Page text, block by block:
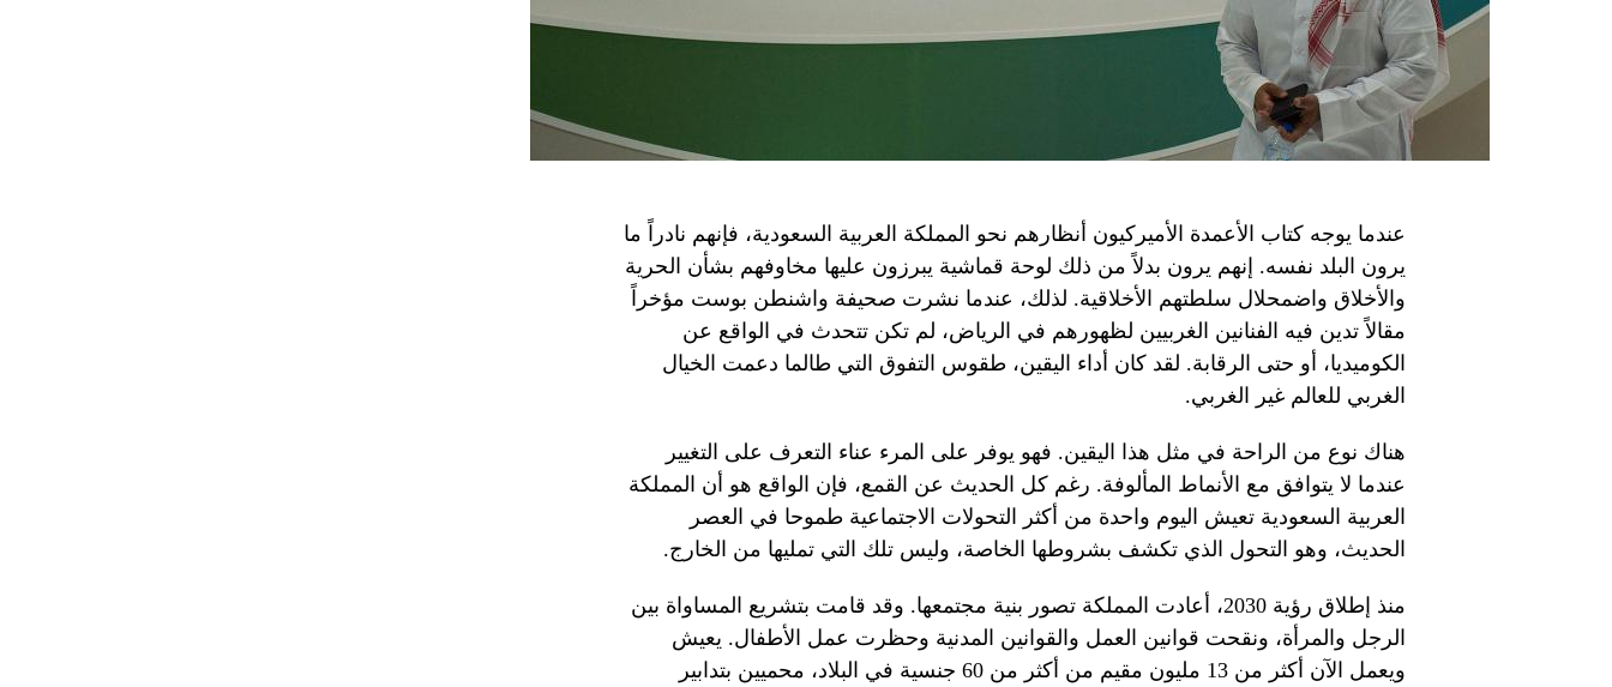
عندما يوجه كتاب الأعمدة الأميركيون أنظارهم نحو المملكة العربية السعودية، فإنهم نادراً ما
يرون البلد نفسه. إنهم يرون بدلاً من ذلك لوحة قماشية يبرزون عليها مخاوفهم بشأن الحرية
والأخلاق واضمحلال سلطتهم الأخلاقية. لذلك، عندما نشرت صحيفة واشنطن بوست مؤخراً
مقالاً تدين فيه الفنانين الغربيين لظهورهم في الرياض، لم تكن تتحدث في الواقع عن
الكوميديا، أو حتى الرقابة. لقد كان أداء اليقين، طقوس التفوق التي طالما دعمت الخيال
الغربي للعالم غير الغربي.
هناك نوع من الراحة في مثل هذا اليقين. فهو يوفر على المرء عناء التعرف على التغيير
عندما لا يتوافق مع الأنماط المألوفة. رغم كل الحديث عن القمع، فإن الواقع هو أن المملكة
العربية السعودية تعيش اليوم واحدة من أكثر التحولات الاجتماعية طموحا في العصر
الحديث، وهو التحول الذي تكشف بشروطها الخاصة، وليس تلك التي تمليها من الخارج.
منذ إطلاق رؤية 2030، أعادت المملكة تصور بنية مجتمعها. وقد قامت بتشريع المساواة بين
الرجل والمرأة، ونقحت قوانين العمل والقوانين المدنية وحظرت عمل الأطفال. يعيش
ويعمل الآن أكثر من 13 مليون مقيم من أكثر من 60 جنسية في البلاد، محميين بتدابير